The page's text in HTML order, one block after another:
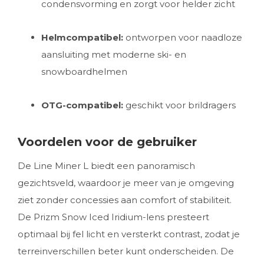
condensvorming en zorgt voor helder zicht
Helmcompatibel: ontworpen voor naadloze
aansluiting met moderne ski- en
snowboardhelmen
OTG-compatibel: geschikt voor brildragers
Voordelen voor de gebruiker
De Line Miner L biedt een panoramisch
gezichtsveld, waardoor je meer van je omgeving
ziet zonder concessies aan comfort of stabiliteit.
De Prizm Snow Iced Iridium-lens presteert
optimaal bij fel licht en versterkt contrast, zodat je
terreinverschillen beter kunt onderscheiden. De